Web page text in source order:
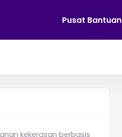
Pusat Bantuan
kekerasan berbasis